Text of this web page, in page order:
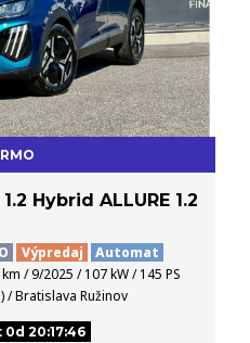
Hybrid ALLURE 1.2
Výpredaj
Automat
/ 9/2025 / 107 kW / 145 PS
/ Bratislava Ružinov
0d 20:17:45